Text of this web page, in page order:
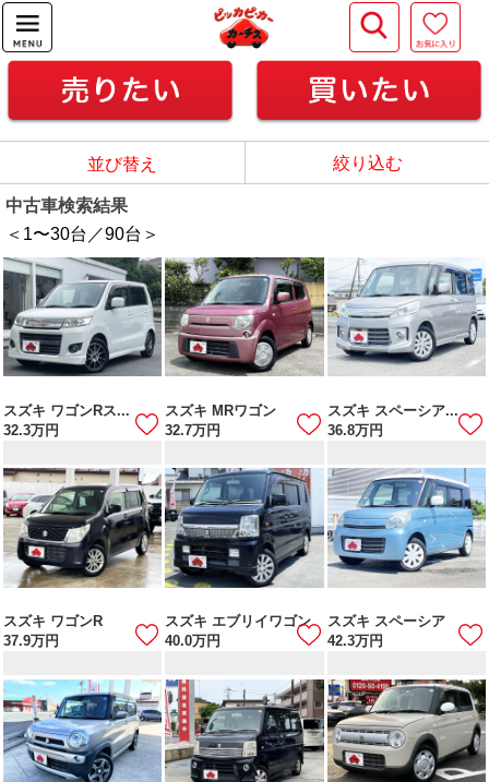
並び替え 絞り込む
中古車検索結果
＜1〜30台／90台＞
スズキ ワゴンRス...
32.3万円
スズキ MRワゴン
32.7万円
スズキ スペーシア...
36.8万円
スズキ ワゴンR
37.9万円
スズキ エブリイワゴン
40.0万円
スズキ スペーシア
42.3万円